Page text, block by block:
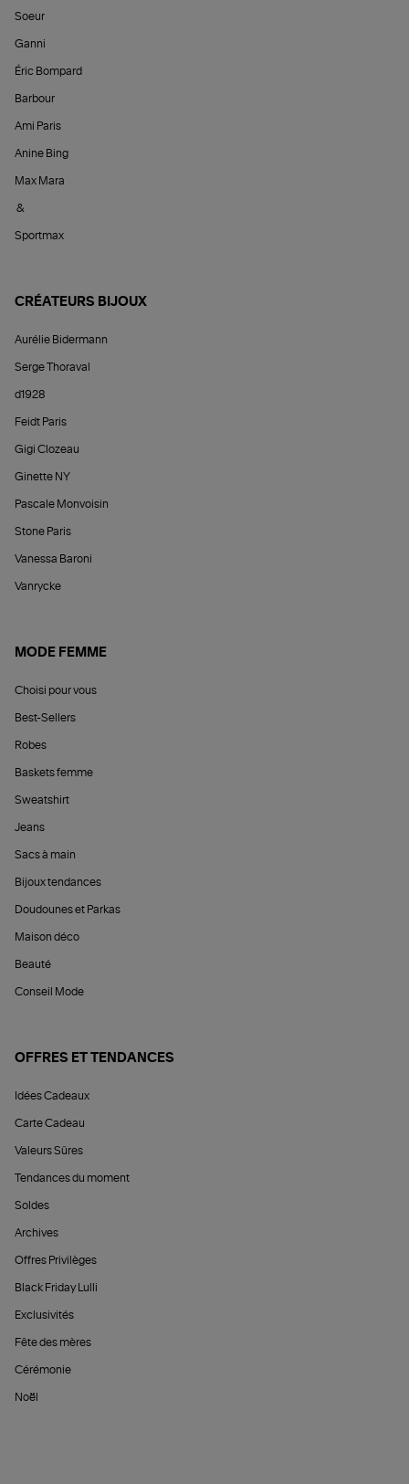
Soeur
Ganni
Éric Bompard
Barbour
Ami Paris
Anine Bing
Max Mara
&
Sportmax
CRÉATEURS BIJOUX
Aurélie Bidermann
Serge Thoraval
d1928
Feidt Paris
Gigi Clozeau
Ginette NY
Pascale Monvoisin
Stone Paris
Vanessa Baroni
Vanrycke
MODE FEMME
Choisi pour vous
Best-Sellers
Robes
Baskets femme
Sweatshirt
Jeans
Sacs à main
Bijoux tendances
Doudounes et Parkas
Maison déco
Beauté
Conseil Mode
OFFRES ET TENDANCES
Idées Cadeaux
Carte Cadeau
Valeurs Sûres
Tendances du moment
Soldes
Archives
Offres Privilèges
Black Friday Lulli
Exclusivités
Fête des mères
Cérémonie
Noël